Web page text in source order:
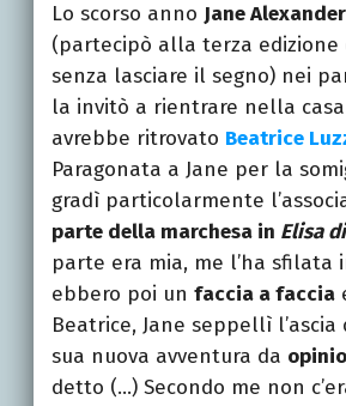
Lo scorso anno Jane Alexander
(partecipò alla terza edizione
senza lasciare il segno) nei
la invitò a rientrare nella
avrebbe ritrovato Beatrice
Paragonata a Jane per la
gradì particolarmente
parte della marchesa in Elisa
parte era mia, me l’ha sfilata
ebbero poi un faccia a faccia
Beatrice, Jane seppellì
sua nuova avventura da
detto (…) Secondo me non